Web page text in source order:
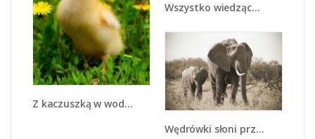
Z kaczuszką w wodzie - Z169
Wszystko wiedzące lemury - Z259
Wędrówki słoni przez sawannę - Z081